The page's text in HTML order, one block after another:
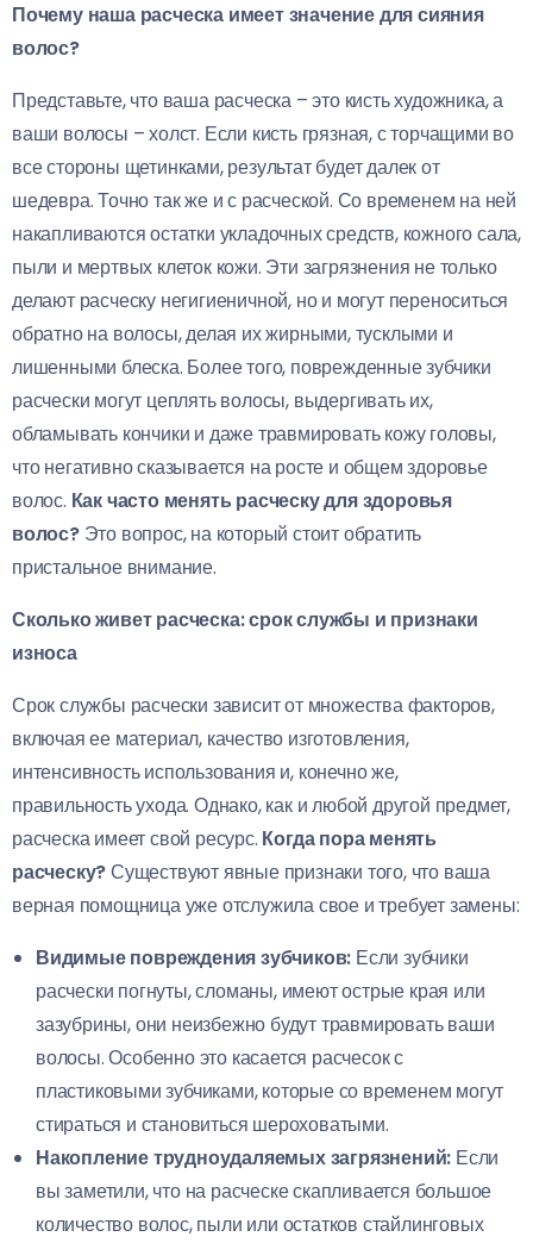
Почему наша расческа имеет значение для сияния
волос?
Представьте, что ваша расческа – это кисть художника, а
ваши волосы – холст. Если кисть грязная, с торчащими во
все стороны щетинками, результат будет далек от
шедевра. Точно так же и с расческой. Со временем на ней
накапливаются остатки укладочных средств, кожного сала,
пыли и мертвых клеток кожи. Эти загрязнения не только
делают расческу негигиеничной, но и могут переноситься
обратно на волосы, делая их жирными, тусклыми и
лишенными блеска. Более того, поврежденные зубчики
расчески могут цеплять волосы, выдергивать их,
обламывать кончики и даже травмировать кожу головы,
что негативно сказывается на росте и общем здоровье
волос. Как часто менять расческу для здоровья
волос?Это вопрос, на который стоит обратить
пристальное внимание.
Сколько живет расческа: срок службы и признаки
износа
Срок службы расчески зависит от множества факторов,
включая ее материал, качество изготовления,
интенсивность использования и, конечно же,
правильность ухода. Однако, как и любой другой предмет,
расческа имеет свой ресурс. Когда пора менять
расческу?Существуют явные признаки того, что ваша
верная помощница уже отслужила свое и требует замены:
Видимые повреждения зубчиков: Если зубчики
расчески погнуты, сломаны, имеют острые края или
зазубрины, они неизбежно будут травмировать ваши
волосы. Особенно это касается расчесок с
пластиковыми зубчиками, которые со временем могут
стираться и становиться шероховатыми.
Накопление трудноудаляемых загрязнений: Если
вы заметили, что на расческе скапливается большое
количество волос, пыли или остатков стайлинговых